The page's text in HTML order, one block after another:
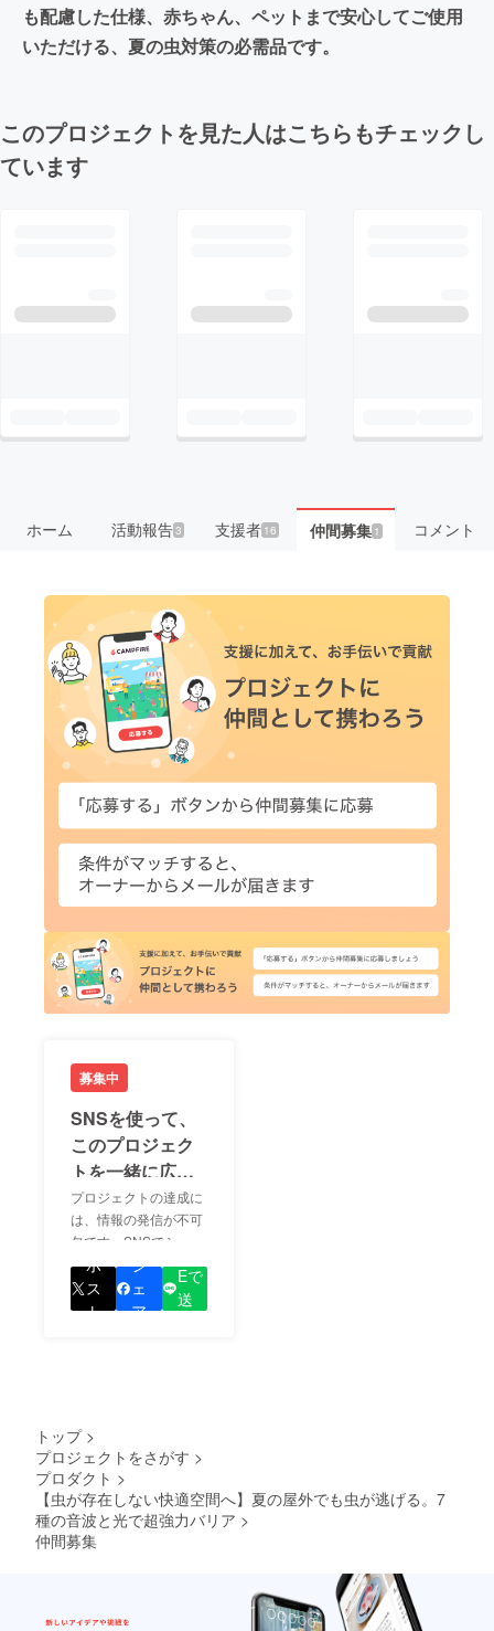
も配慮した仕様、赤ちゃん、ペットまで安心してご使用
いただける、夏の虫対策の必需品です。
このプロジェクトを見た人はこちらもチェックし
ています
ホーム 活動報告3 支援者 16 仲間募集 1 コメント
募集中
SNSを使って、
このプロジェク
トを一緒に広め
ましょう！
プロジェクトの達成に
は、情報の発信が不可
欠です。SNSでシェア
をして、あなたが応援
しているプロジェクト
の良さを知ってもらい
ポ
ス
ト
シ
ェ
ア
Eで
送
トップ >
プロジェクトをさがす >
プロダクト >
【虫が存在しない快適空間へ】夏の屋外でも虫が逃げる。7
種の音波と光で超強力バリア >
仲間募集